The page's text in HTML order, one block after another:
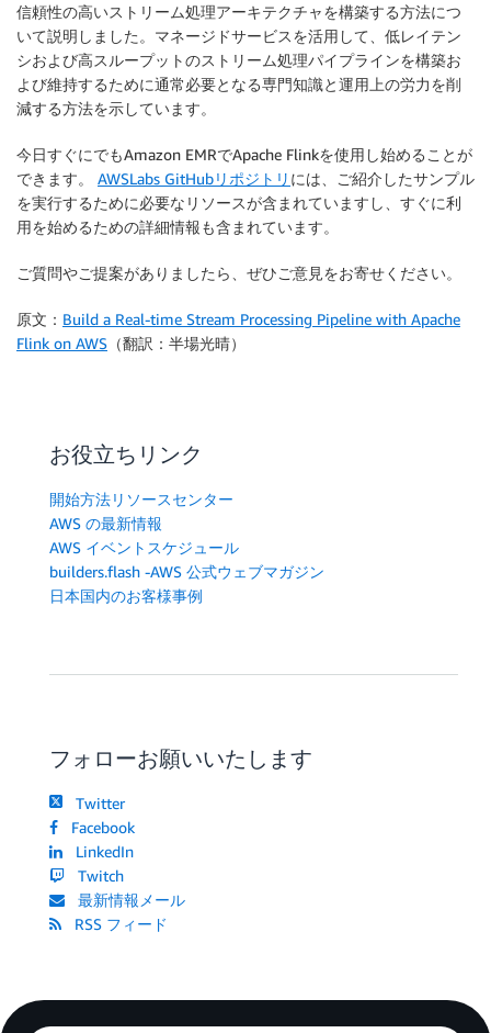
信頼性の高いストリーム処理アーキテクチャを構築する方法につ
いて説明しました。マネージドサービスを活用して、低レイテン
シおよび高スループットのストリーム処理パイプラインを構築お
よび維持するために通常必要となる専門知識と運用上の労力を削
減する方法を示しています。
今日すぐにでもAmazon EMRでApache Flinkを使用し始めることが
できます。 AWSLabs GitHubリポジトリ には、ご紹介したサンプル
を実行するために必要なリソースが含まれていますし、すぐに利
用を始めるための詳細情報も含まれています。
ご質問やご提案がありましたら、ぜひご意見をお寄せください。
原文： Build a Real-time Stream Processing Pipeline with Apache
Flink on AWS （翻訳：半場光晴）
お役立ちリンク
開始方法リソースセンター
AWS の最新情報
AWS イベントスケジュール
builders.flash -AWS 公式ウェブマガジン
日本国内のお客様事例
フォローお願いいたします
Twitter
Facebook
LinkedIn
Twitch
最新情報メール
RSS フィード